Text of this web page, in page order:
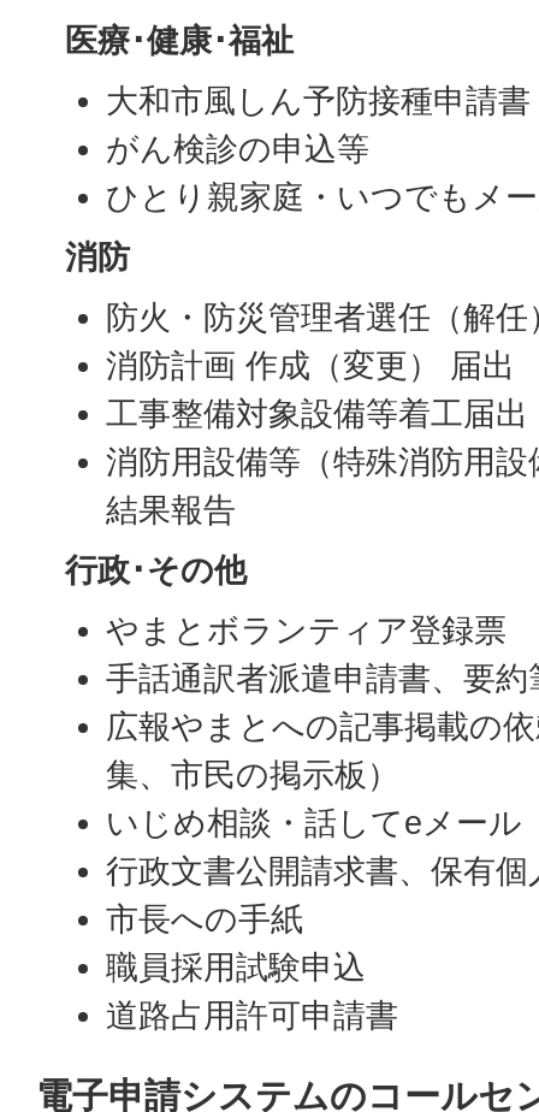
医療･健康･福祉
大和市風しん予防接種申請書
がん検診の申込等
ひとり親家庭・いつでもメ
消防
防火・防災管理者選任（解任
消防計画 作成（変更） 届出
工事整備対象設備等着工届出
消防用設備等（特殊消防用
結果報告
行政･その他
やまとボランティア登録票
手話通訳者派遣申請書、要
広報やまとへの記事掲載の
集、市民の掲示板）
いじめ相談・話してeメール
行政文書公開請求書、保有
市長への手紙
職員採用試験申込
道路占用許可申請書
電子申請システムのコールセ